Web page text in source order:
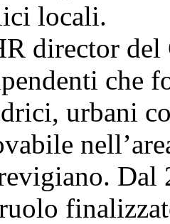
locali.
director
che
urbani
Dal